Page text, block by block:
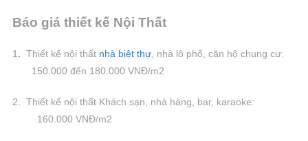
Báo giá thiết kế Nội Thất
1 . Thiết kế nội thất nhà biệt thự, nhà lô phố, căn hộ chung cư:
150.000 đến 180.000 VNĐ/m2
2. Thiết kế nội thất Khách sạn, nhà hàng, bar, karaoke:
160.000 VNĐ/m2